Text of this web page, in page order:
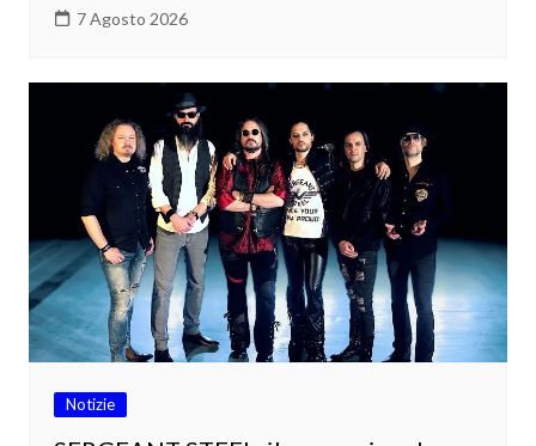
7 Agosto 2026
Notizie